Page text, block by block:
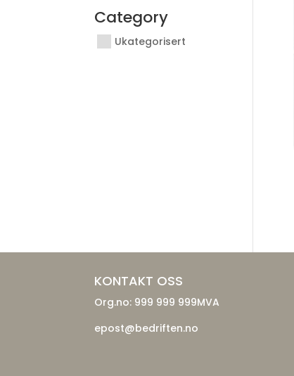
Category
Ukategorisert
KONTAKT OSS
Org.no: 999 999 999MVA
epost@bedriften.no